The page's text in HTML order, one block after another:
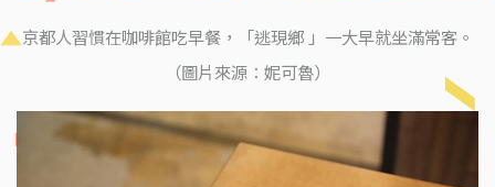
京都人習慣在咖啡館吃早餐，「逃現鄉 」一大早就坐滿常客。
（圖片來源：妮可魯）